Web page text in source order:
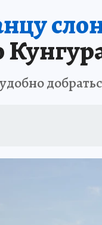
ЛЮДИ
ПРОИСШЕСТВИЯ
КЛИНИКА ГОДА-2024